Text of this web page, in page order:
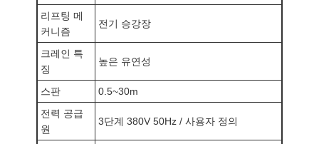
리프팅 메
커니즘
전기 승강장
크레인 특
징
높은 유연성
스판
0.5~30m
전력 공급
원
3단계 380V 50Hz / 사용자 정의